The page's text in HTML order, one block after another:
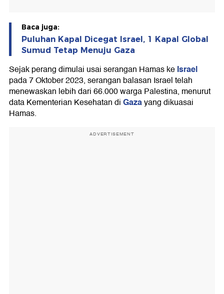
Baca juga:
Puluhan Kapal Dicegat Israel, 1 Kapal Global
Sumud Tetap Menuju Gaza
Sejak perang dimulai usai serangan Hamas keIsrael
pada 7 Oktober 2023, serangan balasan Israel telah
menewaskan lebih dari 66.000 warga Palestina, menurut
data Kementerian Kesehatan diGazayang dikuasai
Hamas.
ADVERTISEMENT